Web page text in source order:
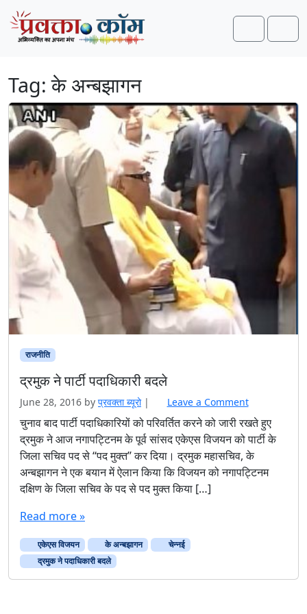
Skip to content
Skip to footer
Search
Tag:के अन्बझागन
राजनीति
द्रमुक ने पार्टी पदाधिकारी बदले
June 28, 2016 by प्रवक्‍ता ब्यूरो | Leave a Comment
चुनाव बाद पार्टी पदाधिकारियों को परिवर्तित करने को जारी रखते हुए
द्रमुक ने आज नगापट्टिनम के पूर्व सांसद एकेएस विजयन को पार्टी के
जिला सचिव पद से ‘‘पद मुक्त’’ कर दिया। द्रमुक महासचिव, के
अन्बझागन ने एक बयान में ऐलान किया कि विजयन को नगापट्टिनम
दक्षिण के जिला सचिव के पद से पद मुक्त किया […]
Read more »
एकेएस विजयन के अन्बझागन
चेन्नई
द्रमुक ने पदाधिकारी बदले